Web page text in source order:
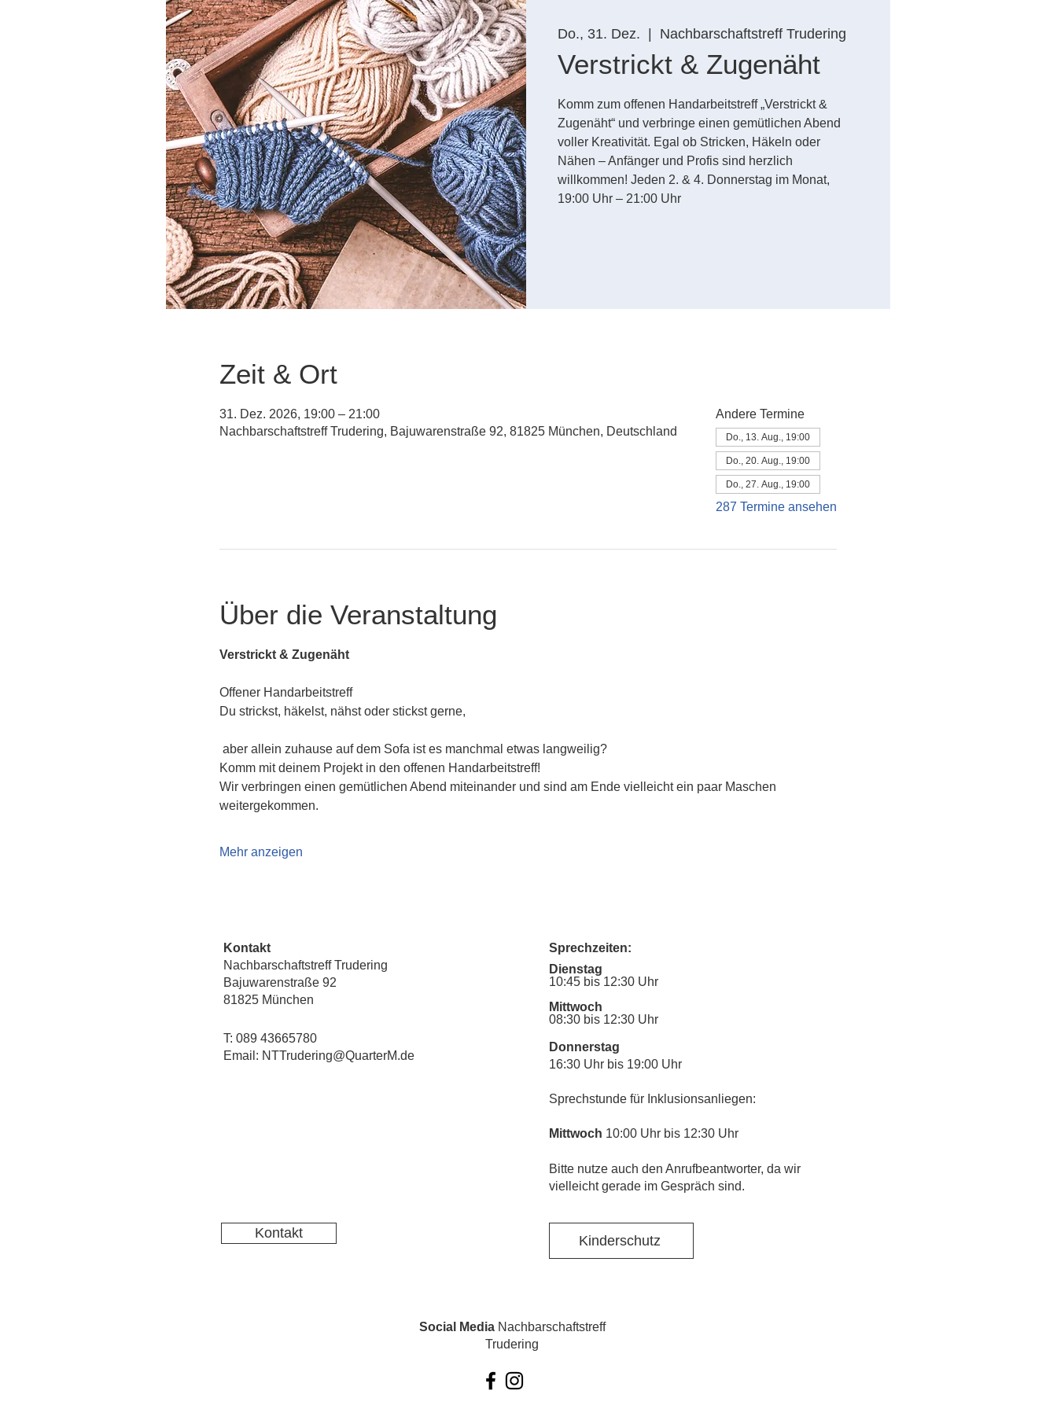
Do., 31. Dez. Nachbarschaftstreff Trudering
Verstrickt & Zugenäht
Komm zum offenen Handarbeitstreff „Verstrickt &
Zugenäht“ und verbringe einen gemütlichen Abend
voller Kreativität. Egal ob Stricken, Häkeln oder
Nähen – Anfänger und Profis sind herzlich
willkommen! Jeden 2. & 4. Donnerstag im Monat,
19:00 Uhr – 21:00 Uhr
Zeit & Ort
31. Dez. 2026, 19:00 – 21:00
Nachbarschaftstreff Trudering, Bajuwarenstraße 92, 81825 München, Deutschland
Andere Termine
Do., 13. Aug., 19:00
Do., 20. Aug., 19:00
Do., 27. Aug., 19:00
287 Termine ansehen
Über die Veranstaltung
Verstrickt & Zugenäht
Offener Handarbeitstreff
Du strickst, häkelst, nähst oder stickst gerne,
aber allein zuhause auf dem Sofa ist es manchmal etwas langweilig?
Komm mit deinem Projekt in den offenen Handarbeitstreff!
Wir verbringen einen gemütlichen Abend miteinander und sind am Ende vielleicht ein paar Maschen
weitergekommen.
Mehr anzeigen
Kontakt
Nachbarschaftstreff Trudering
Bajuwarenstraße 92
81825 München
T: 089 43665780
Email: NTTrudering@QuarterM.de
Kontakt
Sprechzeiten:
Dienstag
10:45 bis 12:30 Uhr
Mittwoch
08:30 bis 12:30 Uhr
Donnerstag
16:30 Uhr bis 19:00 Uhr
Sprechstunde für Inklusionsanliegen:
Mittwoch 10:00 Uhr bis 12:30 Uhr
​Bitte nutze auch den Anrufbeantworter, da wir
vielleicht gerade im Gespräch sind.
Kinderschutz
Social MediaNachbarschaftstreff
Trudering